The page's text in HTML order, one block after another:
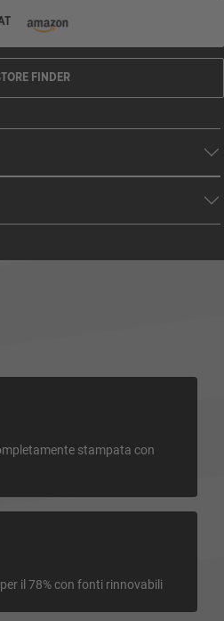
FINDER
stampata con
il 78% con fonti rinnovabili